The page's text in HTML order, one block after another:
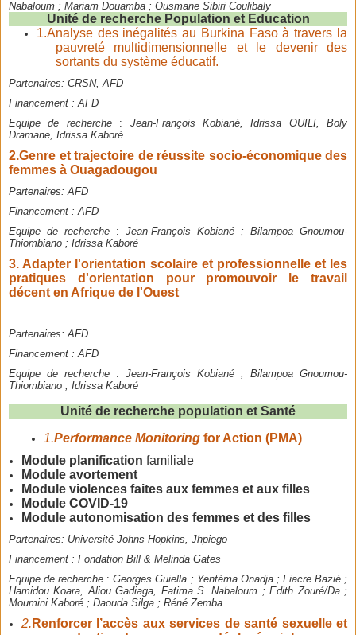
Nabaloum ; Mariam Douamba ; Ousmane Sibiri Coulibaly
Unité de recherche Population et Education
1.Analyse des inégalités au Burkina Faso à travers la
pauvreté multidimensionnelle et le devenir des
sortants du système éducatif.
Partenaires: CRSN, AFD
Financement : AFD
Equipe de recherche:
Jean-François Kobiané, Idrissa OUILI, Boly
Dramane, Idrissa Kaboré
2.Genre et trajectoire de réussite socio-économique des
femmes à Ouagadougou
Partenaires: AFD
Financement : AFD
Equipe de recherche : Jean-François Kobiané ; Bilampoa Gnoumou-
Thiombiano ; Idrissa Kaboré
3. Adapter l'orientation scolaire et professionnelle et les
pratiques d'orientation pour promouvoir le travail
décent en Afrique de l'Ouest
Partenaires: AFD
Financement : AFD
Equipe de recherche : Jean-François Kobiané ; Bilampoa Gnoumou-
Thiombiano ; Idrissa Kaboré
Unité de recherche population et Santé
1.Performance Monitoring for Action (PMA)
Module planification familiale
Module avortement
Module violences faites aux femmes et aux filles
Module COVID-19
Module autonomisation des femmes et des filles
Partenaires: Université Johns Hopkins, Jhpiego
Financement : Fondation Bill & Melinda Gates
Equipe de recherche : Georges Guiella ; Yentéma Onadja ; Fiacre Bazié ;
Hamidou Koara, Aliou Gadiaga, Fatima S. Nabaloum ; Edith Zouré/Da ;
Moumini Kaboré ; Daouda Silga ; Réné Zemba
2. Renforcer l’accès aux services de santé sexuelle et